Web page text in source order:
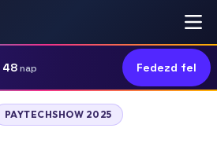
48nap Fedezd fel
PAYTECHSHOW 2025